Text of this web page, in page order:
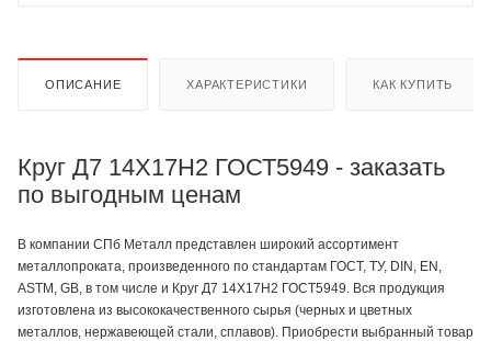
ОПИСАНИЕ ХАРАКТЕРИСТИКИ КАК КУПИТЬ
Круг Д7 14Х17Н2 ГОСТ5949 - заказать
по выгодным ценам
В компании СПб Металл представлен широкий ассортимент
металлопроката, произведенного по стандартам ГОСТ, ТУ, DIN, EN,
ASTM, GB, в том числе и Круг Д7 14Х17Н2 ГОСТ5949. Вся продукция
изготовлена из высококачественного сырья (черных и цветных
металлов, нержавеющей стали, сплавов). Приобрести выбранный товар